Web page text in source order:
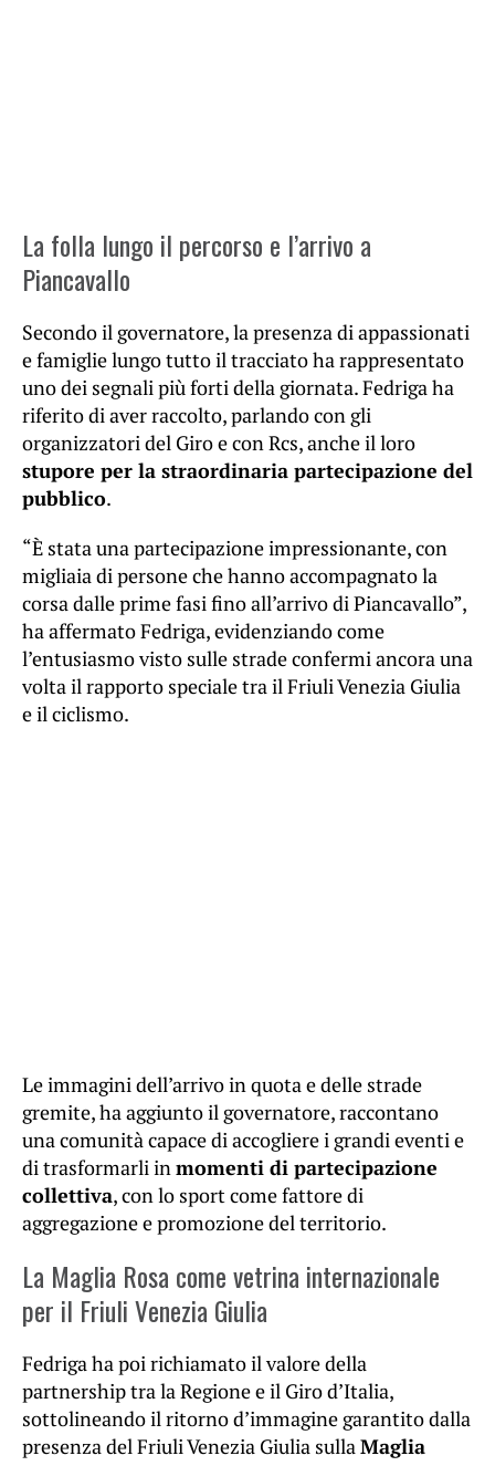
La folla lungo il percorso e l’arrivo a
Piancavallo
Secondo il governatore, la presenza di appassionati
e famiglie lungo tutto il tracciato ha rappresentato
uno dei segnali più forti della giornata. Fedriga ha
riferito di aver raccolto, parlando con gli
organizzatori del Giro e con Rcs, anche il loro
stupore per la straordinaria partecipazione del
pubblico.
“È stata una partecipazione impressionante, con
migliaia di persone che hanno accompagnato la
corsa dalle prime fasi fino all’arrivo di Piancavallo”,
ha affermato Fedriga, evidenziando come
l’entusiasmo visto sulle strade confermi ancora una
volta il rapporto speciale tra il Friuli Venezia Giulia
e il ciclismo.
Le immagini dell’arrivo in quota e delle strade
gremite, ha aggiunto il governatore, raccontano
una comunità capace di accogliere i grandi eventi e
di trasformarli in momenti di partecipazione
collettiva, con lo sport come fattore di
aggregazione e promozione del territorio.
La Maglia Rosa come vetrina internazionale
per il Friuli Venezia Giulia
Fedriga ha poi richiamato il valore della
partnership tra la Regione e il Giro d’Italia,
sottolineando il ritorno d’immagine garantito dalla
presenza del Friuli Venezia Giulia sulla Maglia